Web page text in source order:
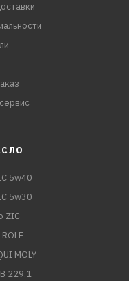
5w40
5w30
ZIC
MOLY
229.1